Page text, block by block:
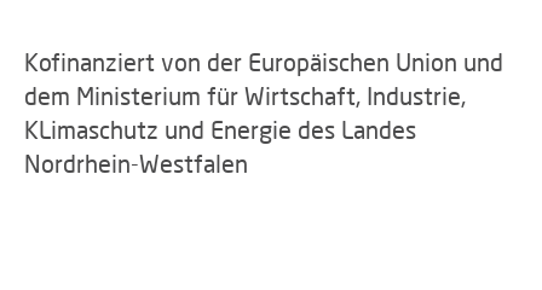
Kofinanziert von der Europäischen Union und
dem Ministerium für Wirtschaft, Industrie,
KLimaschutz und Energie des Landes
Nordrhein-Westfalen